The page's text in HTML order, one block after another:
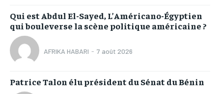
Qui est Abdul El-Sayed, L’Américano-Égyptien
qui bouleverse la scène politique américaine ?
AFRIKA HABARI - 7 août 2026
Patrice Talon élu président du Sénat du Bénin